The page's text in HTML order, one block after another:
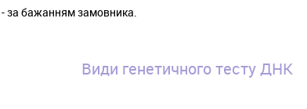
за бажанням замовника.
Види генетичного тесту ДНК